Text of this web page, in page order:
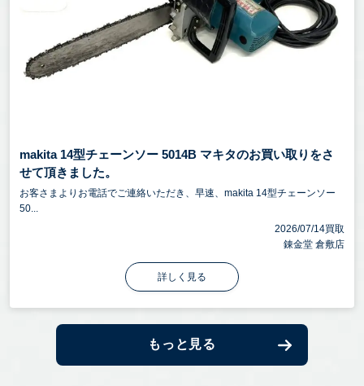
makita 14型チェーンソー 5014B マキタのお買い取りをさ
せて頂きました。
お客さまよりお電話でご連絡いただき、早速、makita 14型チェーンソー
50...
2026/07/14買取
錬金堂 倉敷店
詳しく見る
もっと見る